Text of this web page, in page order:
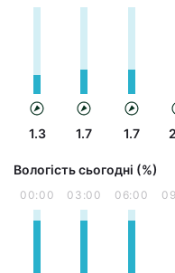
1.3 1.7 1.7
Вологість сьогодні (%)
00:00 03:00 06:00